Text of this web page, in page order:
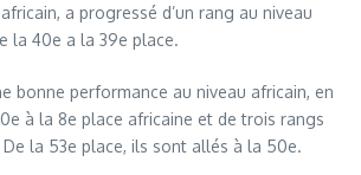
a progressé d’un rang au niveau
la 40e a la 39e place.
bonne performance au niveau africain, en
à la 8e place africaine et de trois rangs
la 53e place, ils sont allés à la 50e.